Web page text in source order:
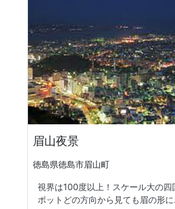
眉山夜景
徳島県徳島市眉山町
視界は100度以上！スケール大の四
ポットどの方向から見ても眉の形